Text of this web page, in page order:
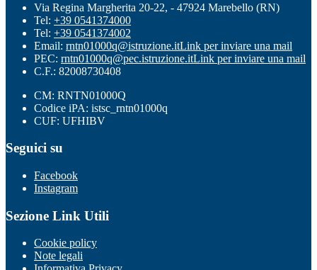
Via Regina Margherita 20-22, - 47924 Marebello (RN)
Tel: +39 0541374000
Tel: +39 0541374002
Email: rntn01000q@istruzione.itLink per inviare una mail
PEC: rntn01000q@pec.istruzione.itLink per inviare una mail
C.F.: 82008730408
CM: RNTN01000Q
Codice iPA: istsc_rntn01000q
CUF: UFHIBV
Seguici su
Facebook
Instagram
Sezione Link Utili
Cookie policy
Note legali